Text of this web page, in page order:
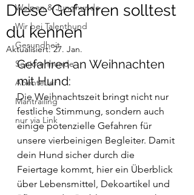
Welpen & Junghunde
Wir bei Talenthund
Gesundheit
Seniorenhunde
Abenteuer
Mantrailing
nur via Link
Diese Gefahren solltest
du kennen
Aktualisiert:27. Jan.
Gefahren an Weihnachten
mit Hund:
Die Weihnachtszeit bringt nicht nur
festliche Stimmung, sondern auch
einige potenzielle Gefahren für
unsere vierbeinigen Begleiter. Damit
dein Hund sicher durch die
Feiertage kommt, hier ein Überblick
über Lebensmittel, Dekoartikel und